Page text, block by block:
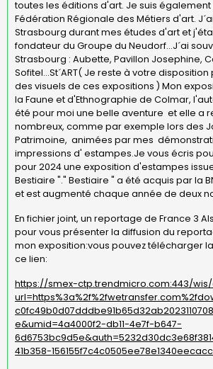
toutes les éditions d'art. Je suis
Fédération Régionale des Métiers d'art.
Strasbourg durant mes études d'art et
fondateur du Groupe du Neudorf...J´ai
Strasbourg : Aubette, Pavillon Josephine,
Sofitel...St´ART( Je reste à votre
des visuels de ces expositions ) Mon
la Faune et d'Ethnographie de Colmar,
été pour moi une belle aventure et elle a
nombreux, comme par exemple lors des
Patrimoine, animées par mes
impressions d' estampes.Je vous écris
pour 2024 une exposition d'estampes
Bestiaire "." Bestiaire " a été acquis par la
et est augmenté chaque année de deux
En fichier joint, un reportage de France 3
pour vous présenter la diffusion du
mon exposition:vous pouvez télécharger
ce lien:
https://smex-ctp.trendmicro.com:443/
e&umid=4a4000f2-db11-4e7f-b647-
41b358-